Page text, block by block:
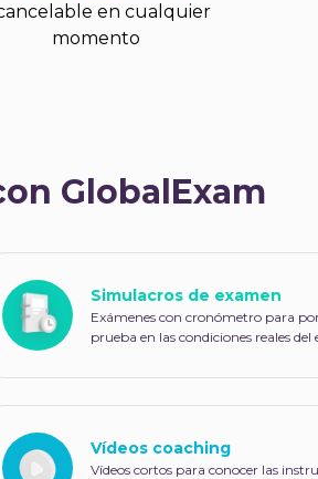
en cualquier
momento
GlobalExam
Simulacros de examen
Exámenes con cronómetro para
prueba en las condiciones reales del
Vídeos coaching
Vídeos cortos para conocer las